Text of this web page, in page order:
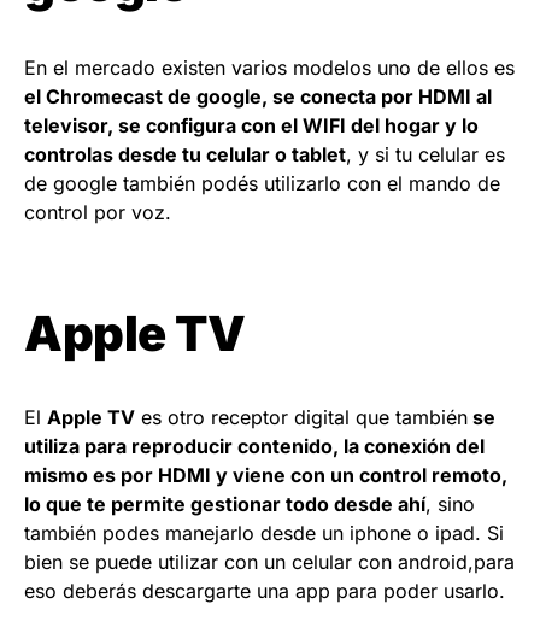
En el mercado existen varios modelos uno de ellos es
el Chromecast de google, se conecta por HDMI al
televisor, se configura con el WIFI del hogar y lo
controlas desde tu celular o tablet, y si tu celular es
de google también podés utilizarlo con el mando de
control por voz.
Apple TV
El Apple TV es otro receptor digital que también se
utiliza para reproducir contenido, la conexión del
mismo es por HDMI y viene con un control remoto,
lo que te permite gestionar todo desde ahí, sino
también podes manejarlo desde un iphone o ipad. Si
bien se puede utilizar con un celular con android,para
eso deberás descargarte una app para poder usarlo.